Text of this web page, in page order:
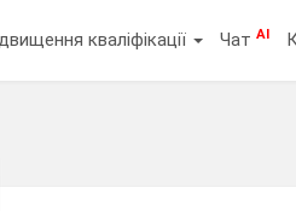
кваліфікації ЧатAI